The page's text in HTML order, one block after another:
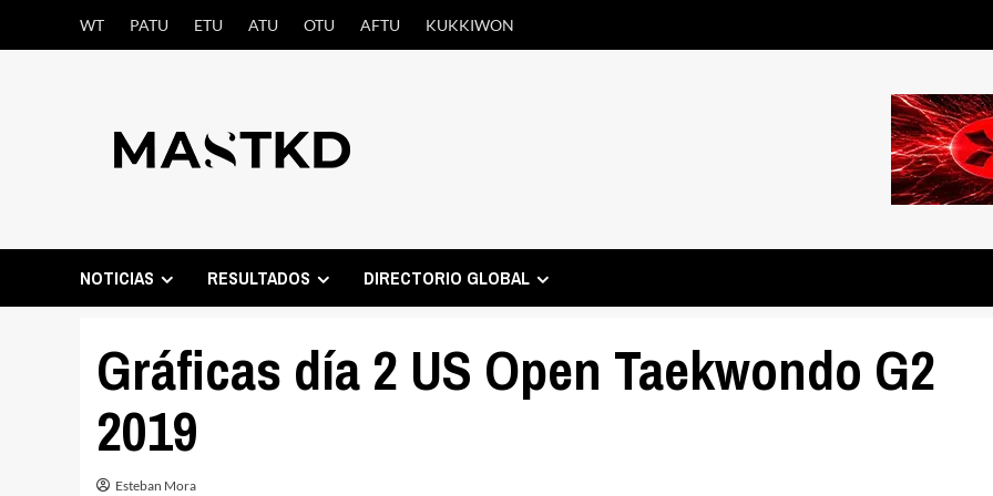
WT PATU ETU ATU OTU AFTU KUKKIWON
NOTICIAS RESULTADOS DIRECTORIO GLOBAL
Gráficas día 2 US Open Taekwondo G2
2019
Esteban Mora